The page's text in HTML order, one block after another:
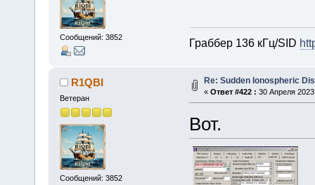
Сообщений: 3852 Граббер 136 кГц/SID
R1QBI
Ветеран
Сообщений: 3852
Re: Sudden Ionospheric
« Ответ #422 : 30 Апреля
Вот.